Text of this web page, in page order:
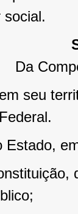
social.
Da
seu
Estado,